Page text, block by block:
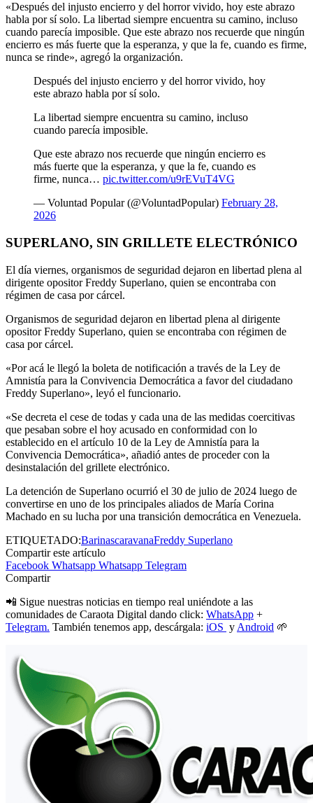
«Después del injusto encierro y del horror vivido, hoy este abrazo
habla por sí solo. La libertad siempre encuentra su camino, incluso
cuando parecía imposible. Que este abrazo nos recuerde que ningún
encierro es más fuerte que la esperanza, y que la fe, cuando es firme,
nunca se rinde», agregó la organización.
Después del injusto encierro y del horror vivido, hoy
este abrazo habla por sí solo.
La libertad siempre encuentra su camino, incluso
cuando parecía imposible.
Que este abrazo nos recuerde que ningún encierro es
más fuerte que la esperanza, y que la fe, cuando es
firme, nunca… pic.twitter.com/u9rEVuT4VG
— Voluntad Popular (@VoluntadPopular) February 28,
2026
SUPERLANO, SIN GRILLETE ELECTRÓNICO
El día viernes, organismos de seguridad dejaron en libertad plena al
dirigente opositor Freddy Superlano, quien se encontraba con
régimen de casa por cárcel.
Organismos de seguridad dejaron en libertad plena al dirigente
opositor Freddy Superlano, quien se encontraba con régimen de
casa por cárcel.
«Por acá le llegó la boleta de notificación a través de la Ley de
Amnistía para la Convivencia Democrática a favor del ciudadano
Freddy Superlano», leyó el funcionario.
«Se decreta el cese de todas y cada una de las medidas coercitivas
que pesaban sobre el hoy acusado en conformidad con lo
establecido en el artículo 10 de la Ley de Amnistía para la
Convivencia Democrática», añadió antes de proceder con la
desinstalación del grillete electrónico.
La detención de Superlano ocurrió el 30 de julio de 2024 luego de
convertirse en uno de los principales aliados de María Corina
Machado en su lucha por una transición democrática en Venezuela.
ETIQUETADO:BarinascaravanaFreddy Superlano
Compartir este artículo
Facebook Whatsapp Whatsapp Telegram
Compartir
📲 Sigue nuestras noticias en tiempo real uniéndote a las
comunidades de Caraota Digital dando click: WhatsApp +
Telegram. También tenemos app, descárgala: iOS y Android 🌱